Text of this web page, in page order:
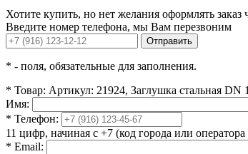
Хотите купить, но нет желания оформлять
Введите номер телефона, мы Вам перезвоним
Отправить
* - поля, обязательные для заполнения.
* Товар: Артикул: 21924, Заглушка стальная DN
Имя:
* Телефон:
11 цифр, начиная с +7 (код города или оператора
* Email: